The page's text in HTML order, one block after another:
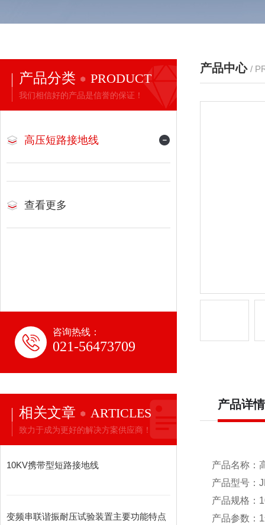
产品分类 PRODUCT
我们相信好的产品是信誉的保证！
高压短路接地线
查看更多
咨询热线：
021-56473709
相关文章 ARTICLES
致力于成为更好的解决方案供应商！
10KV携带型短路接地线
变频串联谐振耐压试验装置主要功能特点
产品中心 /
产品详情
产品名称：
产品型号：
产品规格：
产品参数：